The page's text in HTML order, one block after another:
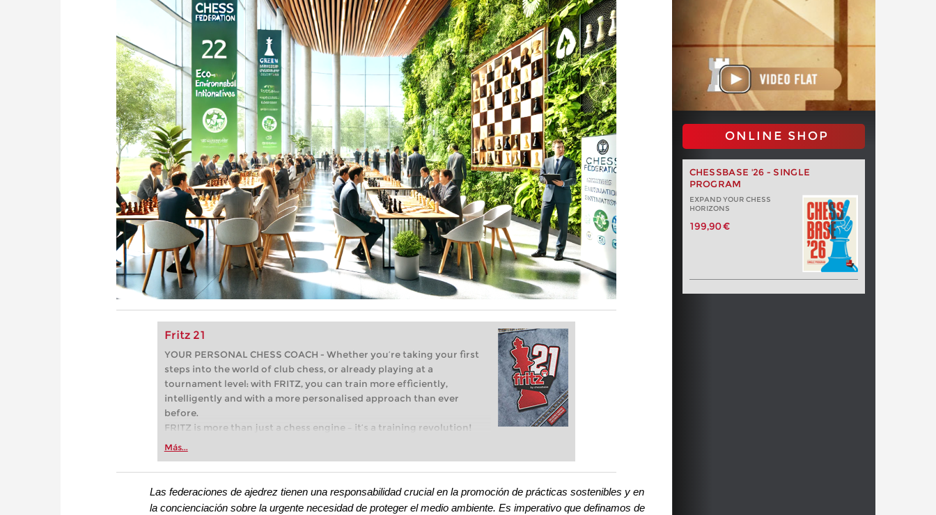
Fritz 21
YOUR PERSONAL CHESS COACH - Whether you’re taking your first
steps into the world of club chess, or already playing at a
tournament level: with FRITZ, you can train more efficiently,
intelligently and with a more personalised approach than ever
before.
FRITZ is more than just a chess engine – it’s a training revolution!
Whether you’re taking your first steps into the world of club chess,
more efficiently, intelligently and with a more personalised
approach than ever before.
Más...
ONLINE SHOP
CHESSBASE '26 - SINGLE
PROGRAM
EXPAND YOUR CHESS
HORIZONS
199,90 €
Las federaciones de ajedrez tienen una responsabilidad crucial en la promoción de prácticas sostenibles y en
la concienciación sobre la urgente necesidad de proteger el medio ambiente. Es imperativo que definamos de